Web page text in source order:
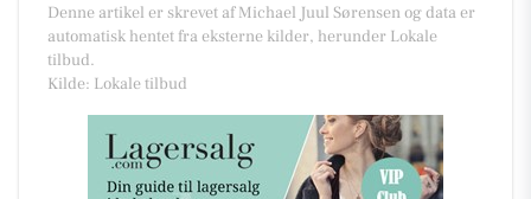
Denne artikel er skrevet af Michael Juul Sørensen og data er
automatisk hentet fra eksterne kilder, herunder Lokale
tilbud.
Kilde: Lokale tilbud